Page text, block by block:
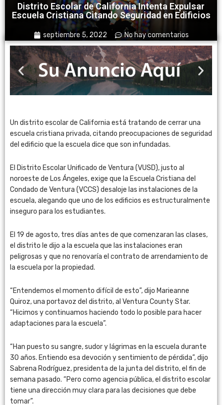
Distrito Escolar de California Intenta Expulsar
Escuela Cristiana Citando Seguridad en Edificios
septiembre 5, 2022 No hay comentarios
Un distrito escolar de California está tratando de cerrar una
escuela cristiana privada, citando preocupaciones de seguridad
del edificio que la escuela dice que son infundadas.
El Distrito Escolar Unificado de Ventura (VUSD), justo al
noroeste de Los Ángeles, exige que la Escuela Cristiana del
Condado de Ventura (VCCS) desaloje las instalaciones de la
escuela, alegando que uno de los edificios es estructuralmente
inseguro para los estudiantes.
El 19 de agosto, tres días antes de que comenzaran las clases,
el distrito le dijo a la escuela que las instalaciones eran
peligrosas y que no renovaría el contrato de arrendamiento de
la escuela por la propiedad.
“Entendemos el momento difícil de esto”, dijo Marieanne
Quiroz, una portavoz del distrito, al Ventura County Star.
“Hicimos y continuamos haciendo todo lo posible para hacer
adaptaciones para la escuela”.
“Han puesto su sangre, sudor y lágrimas en la escuela durante
30 años. Entiendo esa devoción y sentimiento de pérdida”, dijo
Sabrena Rodríguez, presidenta de la junta del distrito, el fin de
semana pasado. “Pero como agencia pública, el distrito escolar
tiene una dirección muy clara para las decisiones que debe
tomar”.